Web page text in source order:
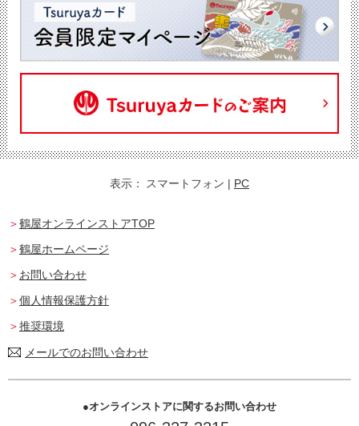
表示： スマートフォン | PC
鶴屋オンラインストアTOP
鶴屋ホームページ
お問い合わせ
個人情報保護方針
推奨環境
メールでのお問い合わせ
オンラインストアに関するお問い合わせ